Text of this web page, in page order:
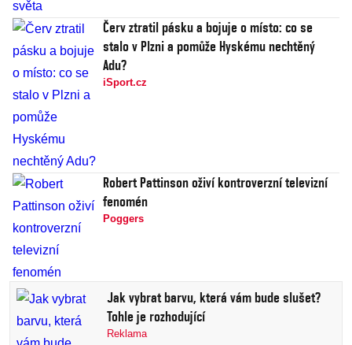
Červ ztratil pásku a bojuje o místo: co se
stalo v Plzni a pomůže Hyskému nechtěný
Adu?
iSport.cz
Robert Pattinson oživí kontroverzní televizní
fenomén
Poggers
Jak vybrat barvu, která vám bude slušet?
Tohle je rozhodující
Reklama